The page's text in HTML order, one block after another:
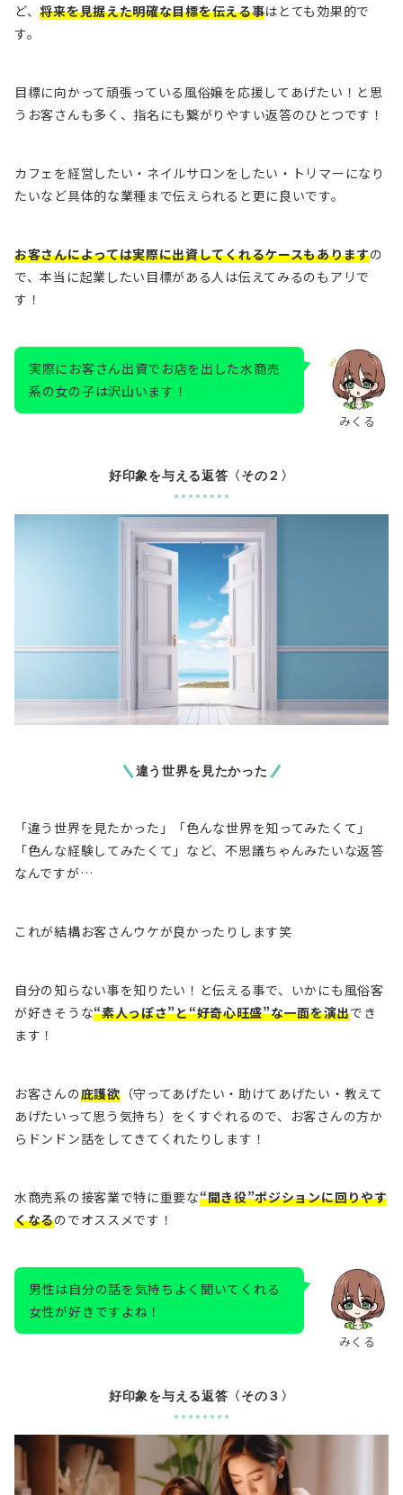
ど、将来を見据えた明確な目標を伝える事はとても効果的で
す。
目標に向かって頑張っている風俗嬢を応援してあげたい！と思
うお客さんも多く、指名にも繋がりやすい返答のひとつです！
カフェを経営したい・ネイルサロンをしたい・トリマーになり
たいなど具体的な業種まで伝えられると更に良いです。
お客さんによっては実際に出資してくれるケースもありますの
で、本当に起業したい目標がある人は伝えてみるのもアリで
す！
みくる
実際にお客さん出資でお店を出した水商売
系の女の子は沢山います！
好印象を与える返答〈その２〉
違う世界を見たかった
「違う世界を見たかった」「色んな世界を知ってみたくて」
「色んな経験してみたくて」など、不思議ちゃんみたいな返答
なんですが…
これが結構お客さんウケが良かったりします笑
自分の知らない事を知りたい！と伝える事で、いかにも風俗客
が好きそうな“素人っぽさ”と“好奇心旺盛”な一面を演出でき
ます！
お客さんの庇護欲（守ってあげたい・助けてあげたい・教えて
あげたいって思う気持ち）をくすぐれるので、お客さんの方か
らドンドン話をしてきてくれたりします！
水商売系の接客業で特に重要な“聞き役”ポジションに回りやす
くなるのでオススメです！
みくる
男性は自分の話を気持ちよく聞いてくれる
女性が好きですよね！
好印象を与える返答〈その３〉